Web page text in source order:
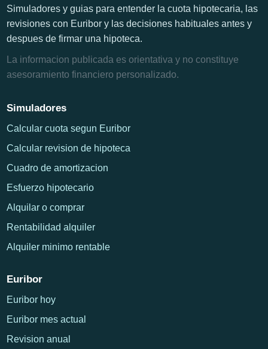
Simuladores y guias para entender la cuota hipotecaria, las
revisiones con Euribor y las decisiones habituales antes y
despues de firmar una hipoteca.
La informacion publicada es orientativa y no constituye
asesoramiento financiero personalizado.
Simuladores
Calcular cuota segun Euribor
Calcular revision de hipoteca
Cuadro de amortizacion
Esfuerzo hipotecario
Alquilar o comprar
Rentabilidad alquiler
Alquiler minimo rentable
Euribor
Euribor hoy
Euribor mes actual
Revision anual